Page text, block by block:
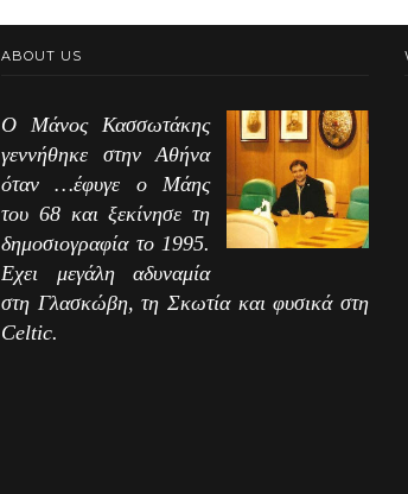
ABOUT US
Ο Μάνος Κασσωτάκης
γεννήθηκε στην Αθήνα
όταν …έφυγε ο Μάης
του 68 και ξεκίνησε τη
δημοσιογραφία το 1995.
Εχει μεγάλη αδυναμία
στη Γλασκώβη, τη Σκωτία και φυσικά στη
Celtic.